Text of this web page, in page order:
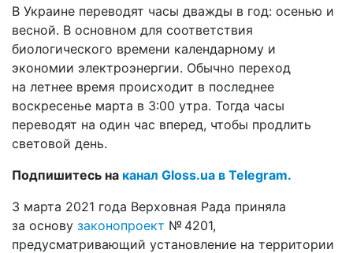
В Украине переводят часы дважды в год: осенью и
весной. В основном для соответствия
биологического времени календарному и
экономии электроэнергии. Обычно переход
на летнее время происходит в последнее
воскресенье марта в 3:00 утра. Тогда часы
переводят на один час вперед, чтобы продлить
световой день.
Подпишитесь на канал Gloss.ua в Telegram.
3 марта 2021 года Верховная Рада приняла
за основу законопроект № 4201,
предусматривающий установление на территории